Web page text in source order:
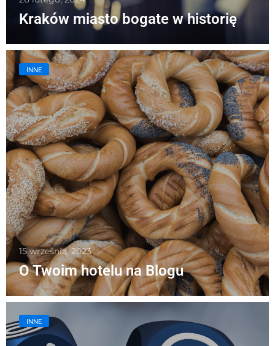
Kraków miasto bogate w historię
O Twoim hotelu na Blogu
15 września, 2023
INNE
INNE